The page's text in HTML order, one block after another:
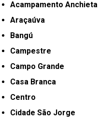
Acampamento Anchieta
Araçaúva
Bangú
Campestre
Campo Grande
Casa Branca
Centro
Cidade São Jorge